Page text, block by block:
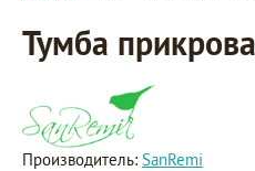
Тумба
Производитель: SanRemi